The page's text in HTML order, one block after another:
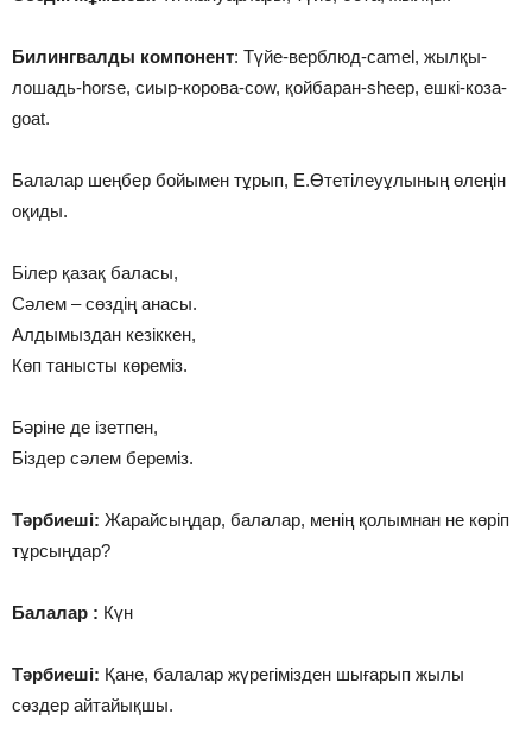
Билингвалды компонент: Түйе-верблюд-camel, жылқы-
лошадь-horse, сиыр-корова-cow, қойбаран-sheep, ешкі-коза-
goat.
Балалар шеңбер бойымен тұрып, Е.Өтетілеуұлының өлеңін
оқиды.
Білер қазақ баласы,
Сәлем – сөздің анасы.
Алдымыздан кезіккен,
Көп танысты көреміз.
Бәріне де ізетпен,
Біздер сәлем береміз.
Тәрбиеші: Жарайсыңдар, балалар, менің қолымнан не көріп
тұрсыңдар?
Балалар : Күн
Тәрбиеші: Қане, балалар жүрегімізден шығарып жылы
сөздер айтайықшы.